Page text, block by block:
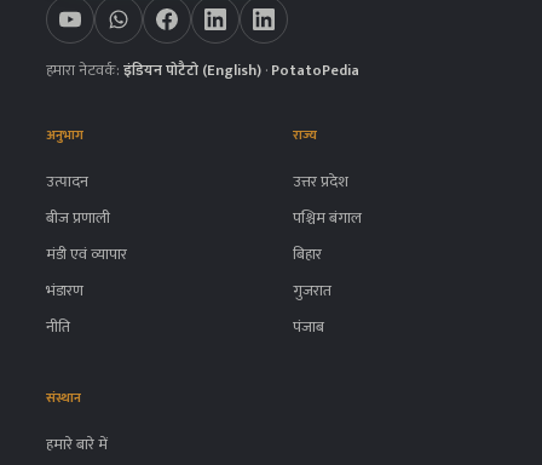
हमारा नेटवर्क:इंडियन पोटैटो (English)·PotatoPedia
अनुभाग
उत्पादन
बीज प्रणाली
मंडी एवं व्यापार
भंडारण
नीति
राज्य
उत्तर प्रदेश
पश्चिम बंगाल
बिहार
गुजरात
पंजाब
संस्थान
हमारे बारे में